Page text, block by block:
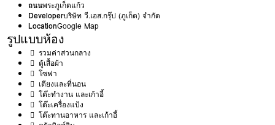
ถนนพระภูเก็ตแก้ว
Developerบริษัท วี.เอส.กรุ๊ป (ภูเก็ต) จำกัด
LocationGoogle Map
รูปแบบห้อง
รวมค่าส่วนกลาง
ตู้เสื้อผ้า
โซฟา
เตียงและที่นอน
โต๊ะทำงาน และเก้าอี้
โต๊ะเครื่องแป้ง
โต๊ะทานอาหาร และเก้าอี้